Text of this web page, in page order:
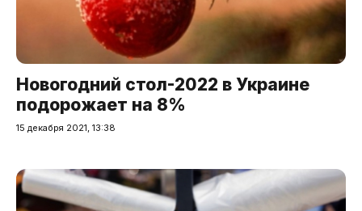
Новогодний стол-2022 в Украине
подорожает на 8%
15 декабря 2021, 13:38